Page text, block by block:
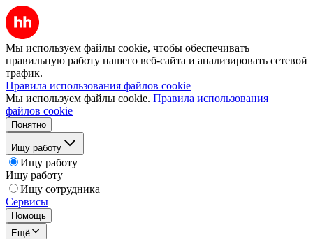
Мы используем файлы cookie, чтобы обеспечивать
правильную работу нашего веб-сайта и анализировать сетевой
трафик.
Правила использования файлов cookie
Мы используем файлы cookie. Правила использования
файлов cookie
Понятно
Ищу работу
Ищу работу
Ищу работу
Ищу сотрудника
Сервисы
Помощь
Ещё